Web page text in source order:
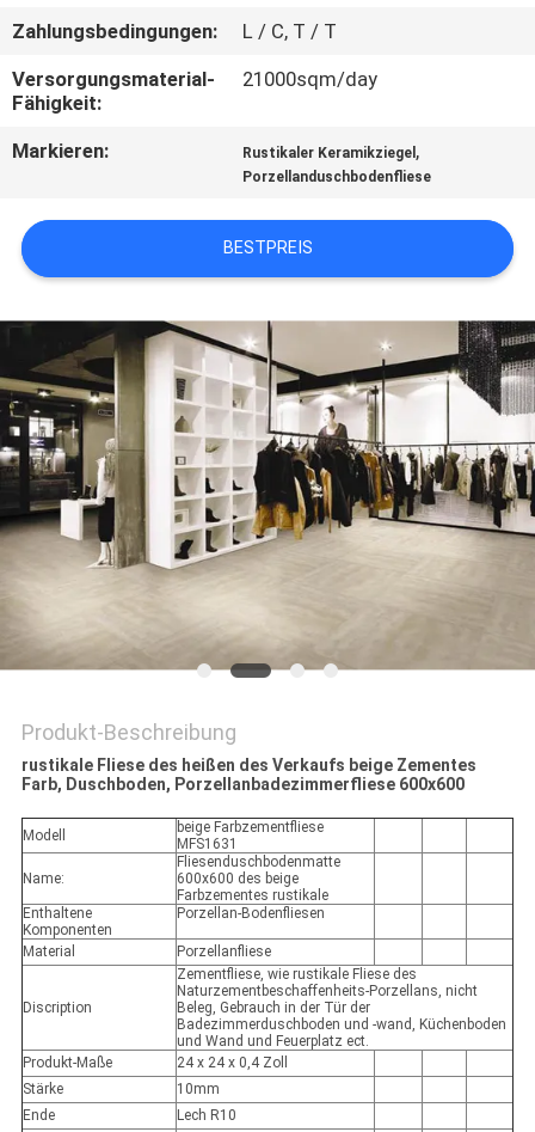
BITTE UM
EIN
ANGEBOT
DATENSCHUTZRICHTLINIE
Zahlungsbedingungen:
L / C, T / T
Versorgungsmaterial-
Fähigkeit:
21000sqm/day
Markieren: Rustikaler Keramikziegel ,
Porzellanduschbodenfliese
BESTPREIS
Produkt-Beschreibung
rustikale Fliese des heißen des Verkaufs beige Zementes
Farb, Duschboden, Porzellanbadezimmerfliese 600x600
Modell
beige Farbzementfliese
MFS1631
Name:
Fliesenduschbodenmatte
600x600 des beige
Farbzementes rustikale
Enthaltene
Komponenten
Porzellan-Bodenfliesen
Material Porzellanfliese
Discription
Zementfliese, wie rustikale Fliese des
Naturzementbeschaffenheits-Porzellans, nicht
Beleg, Gebrauch in der Tür der
Badezimmerduschboden und -wand, Küchenboden
und Wand und Feuerplatz ect.
Produkt-Maße
24 x 24 x 0,4 Zoll
Stärke
10mm
Ende
Lech R10